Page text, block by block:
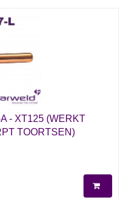
- XT125 (WERKT
TOORTSEN)